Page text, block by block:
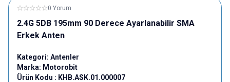
0 Yorum
2.4G 5DB 195mm 90 Derece Ayarlanabilir SMA
Erkek Anten
Kategori: Antenler
Marka: Motorobit
Ürün Kodu : KHB.ASK.01.000007